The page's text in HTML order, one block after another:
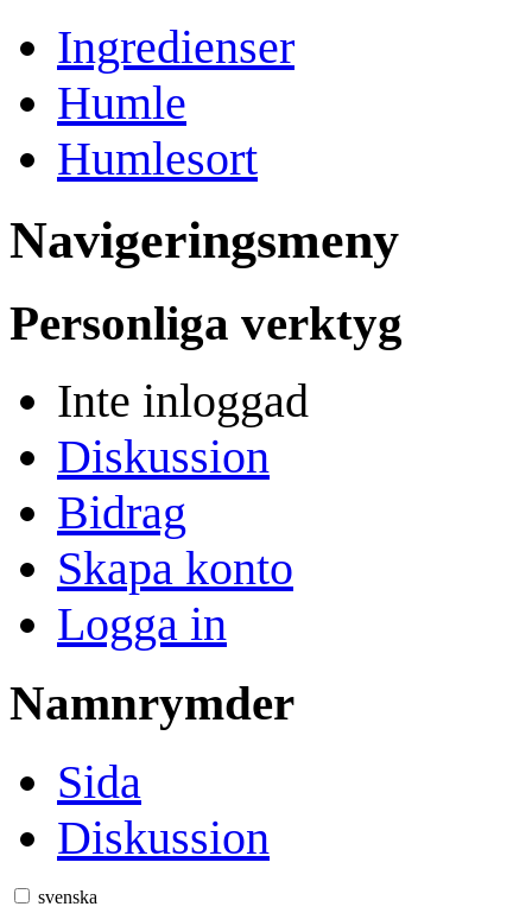
Ingredienser
Humle
Humlesort
Navigeringsmeny
Personliga verktyg
Inte inloggad
Diskussion
Bidrag
Skapa konto
Logga in
Namnrymder
Sida
Diskussion
svenska